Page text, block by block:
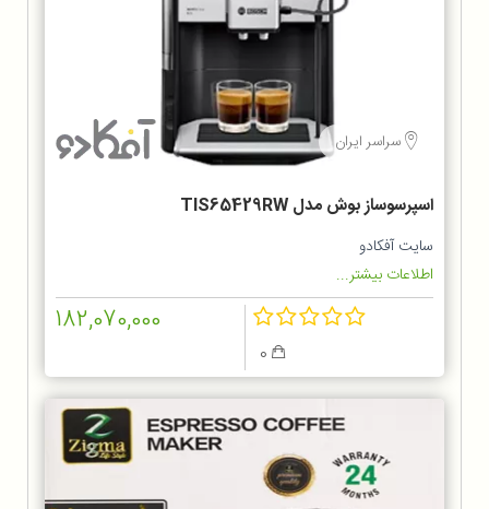
سراسر ایران
اسپرسوساز بوش مدل TIS65429RW
سایت آفکادو
اطلاعات بیشتر...
182,070,000